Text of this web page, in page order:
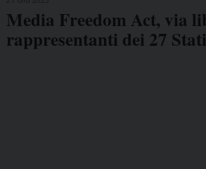
Media Freedom Act, via
rappresentanti dei 27